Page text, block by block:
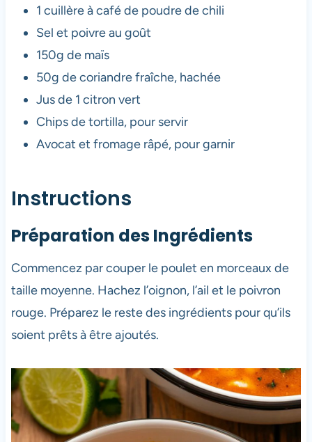
1 cuillère à café de poudre de chili
Sel et poivre au goût
150g de maïs
50g de coriandre fraîche, hachée
Jus de 1 citron vert
Chips de tortilla, pour servir
Avocat et fromage râpé, pour garnir
Instructions
Préparation des Ingrédients
Commencez par couper le poulet en morceaux de
taille moyenne. Hachez l’oignon, l’ail et le poivron
rouge. Préparez le reste des ingrédients pour qu’ils
soient prêts à être ajoutés.